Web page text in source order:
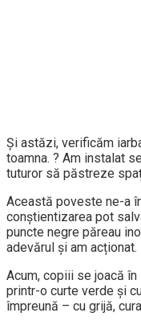
Și astăzi, verificăm
toamna. ?️ Am instalat
tuturor să păstreze
Această poveste ne-a
conștientizarea pot
puncte negre păreau
adevărul și am acționat.
Acum, copiii se joacă
printr-o curte verde și
împreună – cu grijă,